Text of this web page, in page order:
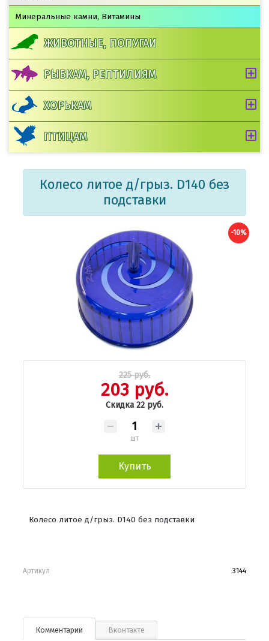
Минеральные камни, Витамины
ЖИВОТНЫЕ, ПОПУГАИ
РЫБКАМ, РЕПТИЛИЯМ
ХОРЬКАМ
ПТИЦАМ
Колесо литое д/грыз. D140 без
подставки
-10%
225 руб.
203 руб.
Скидка 22 руб.
шт
Купить
Колесо литое д/грыз. D140 без подставки
Артикул 3144
Комментарии Вконтакте